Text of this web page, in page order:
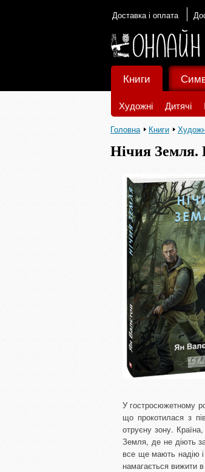
Доставка і оплата
Книги
Художні Дитячі
Головна Книги
Нічия Земля.
У гостросюжетному
що прокотилася з
отруєну зону.
Земля, де не діють
все ще мають надію і
намагається вижити